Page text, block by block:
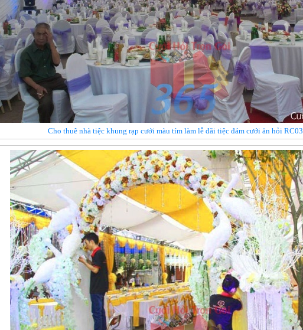
Cho thuê nhà tiệc khung rạp cưới màu tím làm lễ đãi tiệc đám cưới ăn hỏi RC03